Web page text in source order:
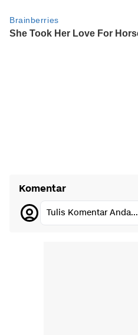
Komentar
Tulis Komentar Anda...